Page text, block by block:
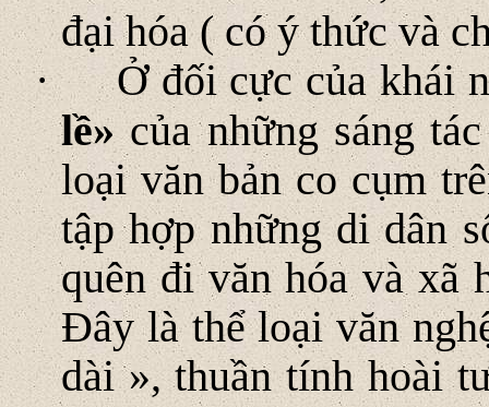
đại hóa ( có ý thức và
·
Ở đối cực của khái
lề»của những sáng
loại văn bản co cụm
tập hợp những di dân
quên đi văn hóa và xã
Ðây là thể loại văn
dài », thuần tính hoài